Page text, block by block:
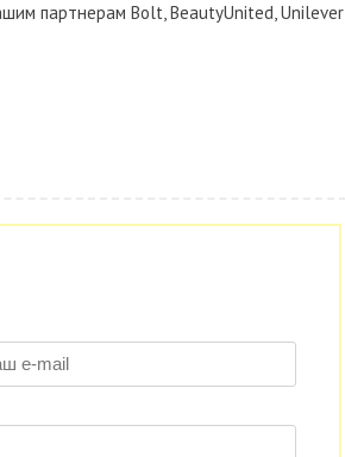
партнерам Bolt, BeautyUnited, Unilever